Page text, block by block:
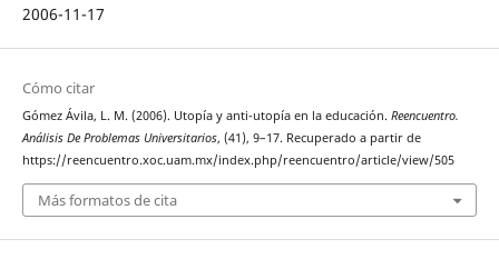
2006-11-17
Cómo citar
Gómez Ávila, L. M. (2006). Utopía y anti-utopía en la educación. Reencuentro.
Análisis De Problemas Universitarios, (41), 9–17. Recuperado a partir de
https://reencuentro.xoc.uam.mx/index.php/reencuentro/article/view/505
Más formatos de cita